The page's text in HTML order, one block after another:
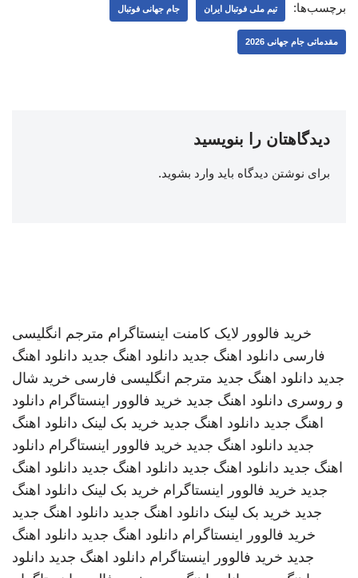
برچسب‌ها: تیم ملی فوتبال ایران جام جهانی فوتبال
مقدماتی جام جهانی 2026
دیدگاهتان را بنویسید
برای نوشتن دیدگاه باید وارد بشوید.
خرید فالوور لایک کامنت اینستاگرام مترجم انگلیسی
فارسی دانلود اهنگ جدید دانلود اهنگ جدید دانلود اهنگ
جدید دانلود اهنگ جدید مترجم انگلیسی فارسی خرید شال
و روسری دانلود اهنگ جدید خرید فالوور اینستاگرام دانلود
اهنگ جدید دانلود اهنگ جدید خرید بک لینک دانلود اهنگ
جدید دانلود اهنگ جدید خرید فالوور اینستاگرام دانلود
اهنگ جدید دانلود اهنگ جدید دانلود اهنگ جدید دانلود اهنگ
جدید خرید فالوور اینستاگرام خرید بک لینک دانلود اهنگ
جدید خرید بک لینک دانلود اهنگ جدید دانلود اهنگ جدید
خرید فالوور اینستاگرام دانلود اهنگ جدید دانلود اهنگ
جدید خرید فالوور اینستاگرام دانلود اهنگ جدید دانلود